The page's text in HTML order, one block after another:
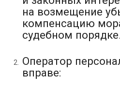
на возмещение
компенсацию
судебном порядке.
Оператор
вправе: